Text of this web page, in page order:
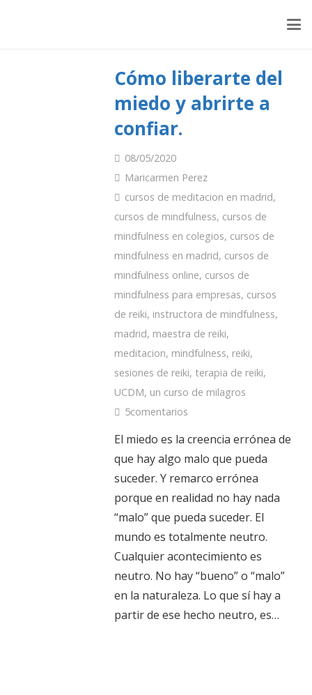
Cómo liberarte del
miedo y abrirte a
confiar.
08/05/2020
Maricarmen Perez
cursos de meditacion en madrid,
cursos de mindfulness, cursos de
mindfulness en colegios, cursos de
mindfulness en madrid, cursos de
mindfulness online, cursos de
mindfulness para empresas, cursos
de reiki, instructora de mindfulness,
madrid, maestra de reiki,
meditacion, mindfulness, reiki,
sesiones de reiki, terapia de reiki,
UCDM, un curso de milagros
5comentarios
El miedo es la creencia errónea de
que hay algo malo que pueda
suceder. Y remarco errónea
porque en realidad no hay nada
“malo” que pueda suceder. El
mundo es totalmente neutro.
Cualquier acontecimiento es
neutro. No hay “bueno” o “malo”
en la naturaleza. Lo que sí hay a
partir de ese hecho neutro, es…